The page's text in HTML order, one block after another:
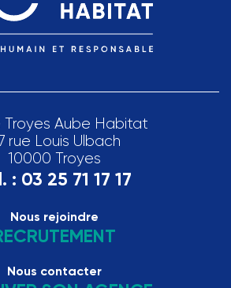
Troyes Aube Habitat
rue Louis Ulbach
10000 Troyes
: 03 25 71 17 17
Nous rejoindre
Nous contacter